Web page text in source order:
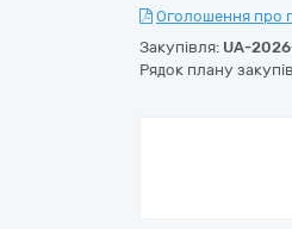
Оголошення про
Закупівля: UA-
Рядок плану